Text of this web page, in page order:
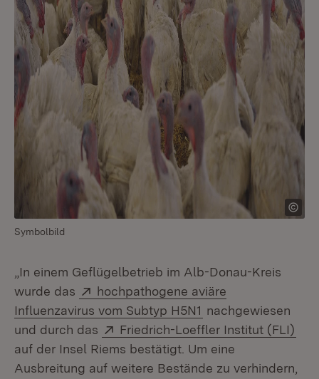
Symbolbild
„In einem Geflügelbetrieb im Alb-Donau-Kreis
wurde das
Extern:
hochpathogene aviäre
Influenzavirus vom Subtyp H5N1 (Öffnet in neuem
nachgewiesen
und durch das
Extern:
Friedrich-Loeffler Institut (FLI)
auf der Insel Riems bestätigt. Um eine
Ausbreitung auf weitere Bestände zu verhindern,